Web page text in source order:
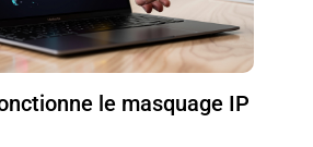
le masquage IP